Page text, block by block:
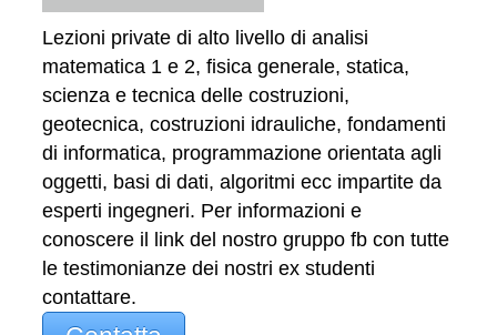
Lezioni private di alto livello di analisi
matematica 1 e 2, fisica generale, statica,
scienza e tecnica delle costruzioni,
geotecnica, costruzioni idrauliche, fondamenti
di informatica, programmazione orientata agli
oggetti, basi di dati, algoritmi ecc impartite da
esperti ingegneri. Per informazioni e
conoscere il link del nostro gruppo fb con tutte
le testimonianze dei nostri ex studenti
contattare.